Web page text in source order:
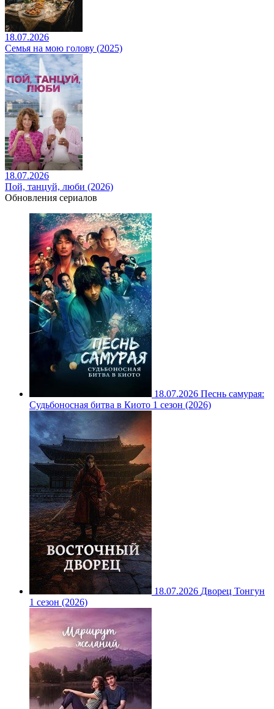
18.07.2026
Семья на мою голову (2025)
18.07.2026
Пой, танцуй, люби (2026)
Обновления сериалов
18.07.2026 Песнь самурая:
Судьбоносная битва в Киото 1 сезон (2026)
18.07.2026 Дворец Тонгун
1 сезон (2026)